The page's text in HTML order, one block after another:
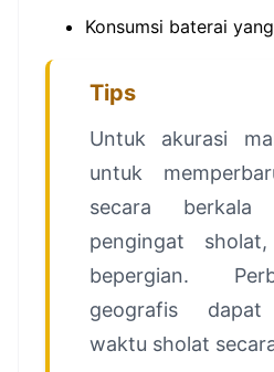
Konsumsi baterai
Tips
Untuk akurasi
untuk
secara
pengingat
bepergian.
geografis dapat
waktu sholat